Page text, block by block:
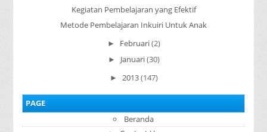
Kegiatan Pembelajaran yang Efektif
Metode Pembelajaran Inkuiri Untuk Anak
► Februari(2)
► Januari(30)
► 2013(147)
PAGE
Beranda